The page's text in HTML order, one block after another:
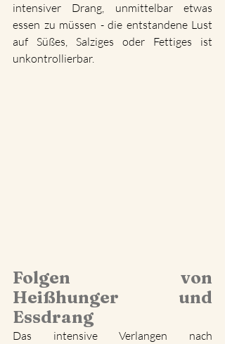
intensiver Drang, unmittelbar etwas
essen zu müssen - die entstandene Lust
auf Süßes, Salziges oder Fettiges ist
unkontrollierbar.
Folgen von
Heißhunger und
Essdrang
Das intensive Verlangen nach